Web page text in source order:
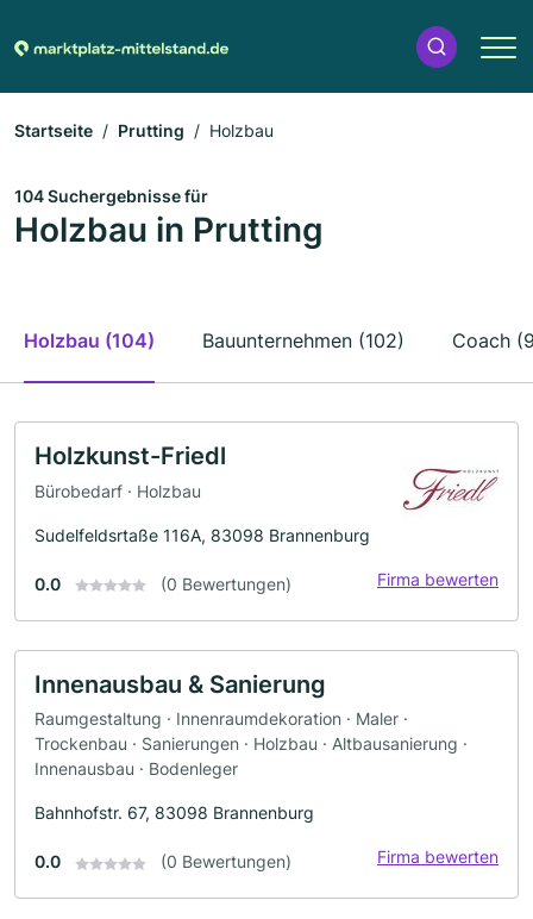
Startseite Prutting Holzbau
104 Suchergebnisse für
Holzbau in Prutting
Holzbau (104) Bauunternehmen (102) Coach
Holzkunst-Friedl
Bürobedarf · Holzbau
Sudelfeldsrtaße 116A, 83098 Brannenburg
0.0 (0 Bewertungen) Firma bewerten
Innenausbau & Sanierung
Raumgestaltung · Innenraumdekoration · Maler ·
Trockenbau · Sanierungen · Holzbau · Altbausanierung ·
Innenausbau · Bodenleger
Bahnhofstr. 67, 83098 Brannenburg
0.0 (0 Bewertungen) Firma bewerten